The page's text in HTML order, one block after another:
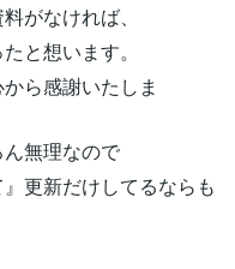
がなければ、
と想います。
ら感謝いたしま
無理なので
更新だけしてるならも